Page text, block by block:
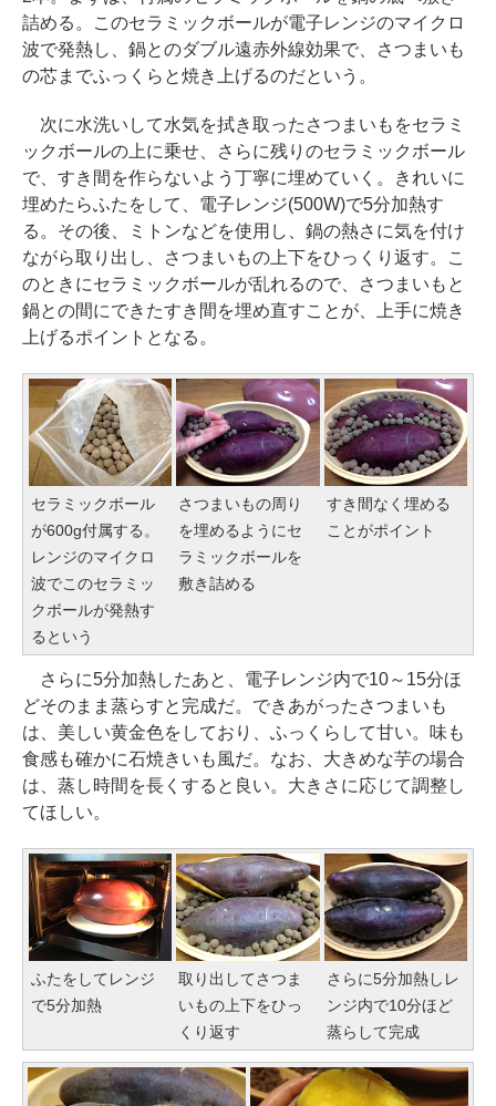
詰める。このセラミックボールが電子レンジのマイクロ
波で発熱し、鍋とのダブル遠赤外線効果で、さつまいも
の芯までふっくらと焼き上げるのだという。
次に水洗いして水気を拭き取ったさつまいもをセラミ
ックボールの上に乗せ、さらに残りのセラミックボール
で、すき間を作らないよう丁寧に埋めていく。きれいに
埋めたらふたをして、電子レンジ(500W)で5分加熱す
る。その後、ミトンなどを使用し、鍋の熱さに気を付け
ながら取り出し、さつまいもの上下をひっくり返す。こ
のときにセラミックボールが乱れるので、さつまいもと
鍋との間にできたすき間を埋め直すことが、上手に焼き
上げるポイントとなる。
セラミックボール
が600g付属する。
レンジのマイクロ
波でこのセラミッ
クボールが発熱す
るという
さつまいもの周り
を埋めるようにセ
ラミックボールを
敷き詰める
すき間なく埋める
ことがポイント
さらに5分加熱したあと、電子レンジ内で10～15分ほ
どそのまま蒸らすと完成だ。できあがったさつまいも
は、美しい黄金色をしており、ふっくらして甘い。味も
食感も確かに石焼きいも風だ。なお、大きめな芋の場合
は、蒸し時間を長くすると良い。大きさに応じて調整し
てほしい。
ふたをしてレンジ
で5分加熱
取り出してさつま
いもの上下をひっ
くり返す
さらに5分加熱しレ
ンジ内で10分ほど
蒸らして完成